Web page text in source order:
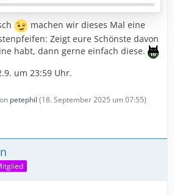
machen wir dieses Mal eine
Zeigt eure Schönste davon
habt, dann gerne einfach diese.
um 23:59 Uhr.
petephil (18. September 2025 um 07:55)